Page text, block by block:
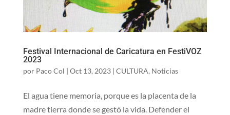
Festival Internacional de Caricatura en FestiVOZ
2023
por Paco Col | Oct 13, 2023| CULTURA, Noticias
El agua tiene memoria, porque es la placenta de la
madre tierra donde se gestó la vida. Defender el